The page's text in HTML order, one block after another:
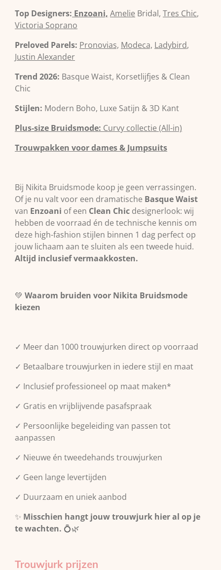
Top Designers: Enzoani, Amelie Bridal, Tres Chic,
Victoria Soprano
Preloved Parels: Pronovias, Modeca, Ladybird,
Justin Alexander
Trend 2026: Basque Waist, Korsetlijfjes & Clean
Chic
Stijlen: Modern Boho, Luxe Satijn & 3D Kant
Plus-size Bruidsmode: Curvy collectie (All-in)
Trouwpakken voor dames & Jumpsuits
Bij Nikita Bruidsmode koop je geen verrassingen.
Of je nu valt voor een dramatische Basque Waist
van Enzoani of een Clean Chic designerlook: wij
hebben de voorraad én de technische kennis om
deze high-fashion stijlen binnen 1 dag perfect op
jouw lichaam aan te sluiten als een tweede huid.
Altijd inclusief vermaakkosten.
💚 Waarom bruiden voor Nikita Bruidsmode
kiezen
✓ Meer dan 1000 trouwjurken direct op voorraad
✓ Betaalbare trouwjurken in iedere stijl en maat
✓ Inclusief professioneel op maat maken*
✓ Gratis en vrijblijvende pasafspraak
✓ Persoonlijke begeleiding van passen tot
aanpassen
✓ Nieuwe én tweedehands trouwjurken
✓ Geen lange levertijden
✓ Duurzaam en uniek aanbod
✨ Misschien hangt jouw trouwjurk hier al op je
te wachten. 💍🌿
Trouwjurk prijzen